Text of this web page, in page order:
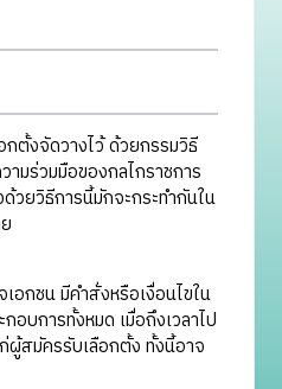
ตั้งจัดวางไว้ ด้วยกรรมวิธี
มร่วมมือของกลไกราชการ
วยวิธีการนี้มักจะกระทำกันใน
กชน มีคำสั่งหรือเงื่อนไขใน
อบการทั้งหมด เมื่อถึงเวลาไป
ผู้สมัครรับเลือกตั้ง ทั้งนี้อาจ